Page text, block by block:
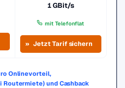
1 GBit/s
mit Telefonflat
Jetzt Tarif sichern
Onlinevorteil,
und Cashback